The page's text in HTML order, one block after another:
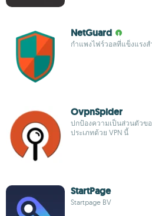
NetGuard
กำแพงไฟร์วอลที่แข็งแรง
OvpnSpider
ปกป้องความเป็นส่วนตัวข
ประเภทด้วย VPN นี้
StartPage
Startpage BV